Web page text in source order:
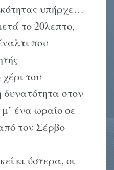
υπήρχε…
το 20λεπτο,
που
του
στον
ένα ωραίο σε
τον Σέρβο
κι ύστερα, οι